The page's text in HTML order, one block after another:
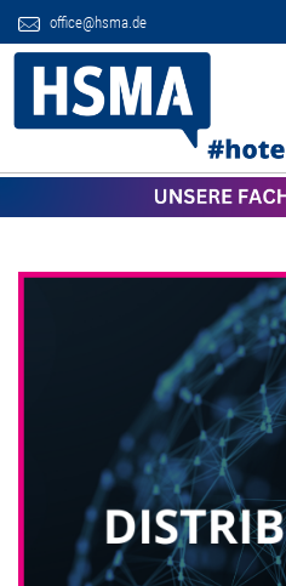
office@hsma.de